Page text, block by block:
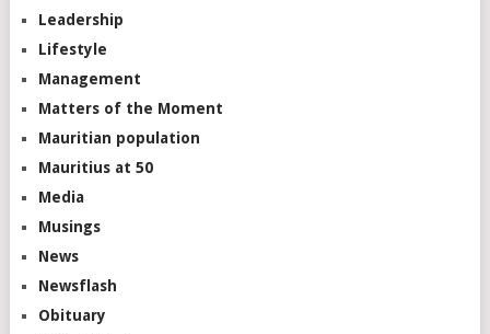
Leadership
Lifestyle
Management
Matters of the Moment
Mauritian population
Mauritius at 50
Media
Musings
News
Newsflash
Obituary